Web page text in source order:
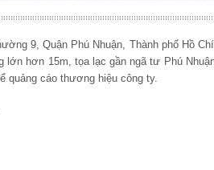
9, Quận Phú Nhuận, Thành phố Hồ
lớn hơn 15m, tọa lạc gần ngã tư Phú
quảng cáo thương hiệu công ty.